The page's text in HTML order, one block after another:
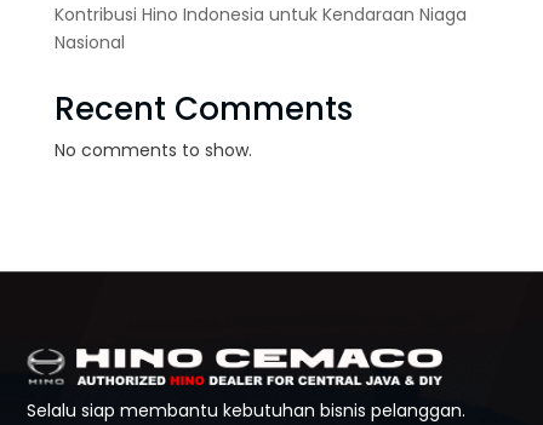
Kontribusi Hino Indonesia untuk Kendaraan Niaga
Nasional
Recent Comments
No comments to show.
Selalu siap membantu kebutuhan bisnis pelanggan.